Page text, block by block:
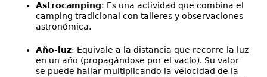
Astrocamping: Es una actividad que combina el
camping tradicional con talleres y observaciones
astronómica.
Año-luz: Equivale a la distancia que recorre la luz
en un año (propagándose por el vacío). Su valor
se puede hallar multiplicando la velocidad de la